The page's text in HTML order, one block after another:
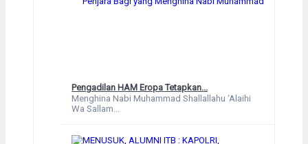
Pengadilan HAM Eropa Tetapkan...
Menghina Nabi Muhammad Shallallahu ‘Alaihi
Wa Sallam...